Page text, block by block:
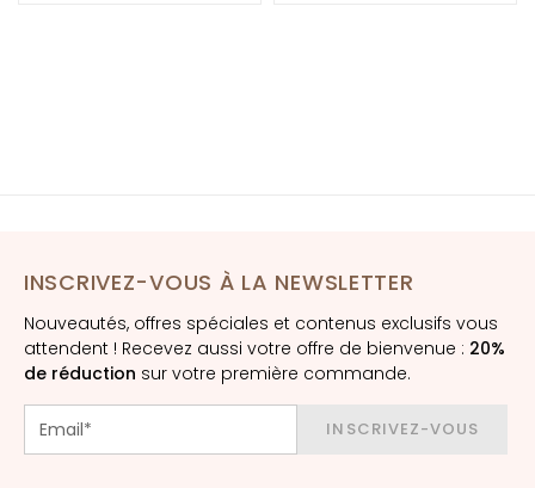
é
r
m
s
INSCRIVEZ-VOUS À LA NEWSLETTER
Nouveautés, offres spéciales et contenus exclusifs vous
attendent ! Recevez aussi votre offre de bienvenue : 20%
de réduction sur votre première commande.
INSCRIVEZ-VOUS